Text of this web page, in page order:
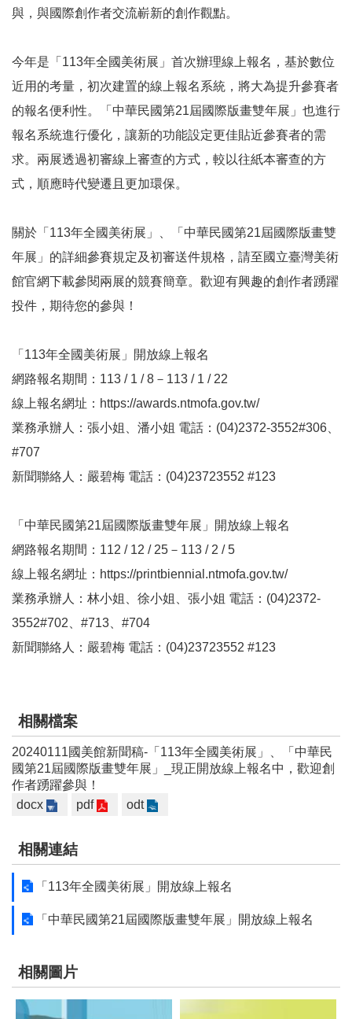
導
覽
F
a
c
e
b
k
o
u
b
e
V
i
d
e
o
a
t
服
務
箱
語
詞
彙
新
聞
常
見
問
題
化
部
重
與，與國際創作者交流嶄新的創作觀點。
今年是「113年全國美術展」首次辦理線上報名，基於數位
近用的考量，初次建置的線上報名系統，將大為提升參賽者
的報名便利性。「中華民國第21屆國際版畫雙年展」也進行
報名系統進行優化，讓新的功能設定更佳貼近參賽者的需
求。兩展透過初審線上審查的方式，較以往紙本審查的方
式，順應時代變遷且更加環保。
關於「113年全國美術展」、「中華民國第21屆國際版畫雙
年展」的詳細參賽規定及初審送件規格，請至國立臺灣美術
館官網下載參閱兩展的競賽簡章。歡迎有興趣的創作者踴躍
投件，期待您的參與！
「113年全國美術展」開放線上報名
網路報名期間：113 / 1 / 8－113 / 1 / 22
線上報名網址：https://awards.ntmofa.gov.tw/
業務承辦人：張小姐、潘小姐 電話：(04)2372-3552#306、
#707
新聞聯絡人：嚴碧梅 電話：(04)23723552 #123
「中華民國第21屆國際版畫雙年展」開放線上報名
網路報名期間：112 / 12 / 25－113 / 2 / 5
線上報名網址：https://printbiennial.ntmofa.gov.tw/
業務承辦人：林小姐、徐小姐、張小姐 電話：(04)2372-
3552#702、#713、#704
新聞聯絡人：嚴碧梅 電話：(04)23723552 #123
相關檔案
20240111國美館新聞稿-「113年全國美術展」、「中華民
國第21屆國際版畫雙年展」_現正開放線上報名中，歡迎創
作者踴躍參與！
docx
pdf odt
相關連結
「113年全國美術展」開放線上報名
「中華民國第21屆國際版畫雙年展」開放線上報名
相關圖片